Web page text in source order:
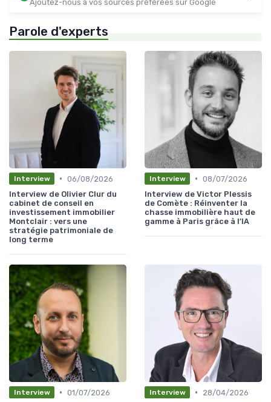
Ajoutez-nous à vos sources préférées sur Google
Parole d'experts
Interview • 06/08/2026
Interview de Olivier Clur du
cabinet de conseil en
investissement immobilier
Montclair : vers une
stratégie patrimoniale de
long terme
Interview • 08/07/2026
Interview de Victor Plessis
de Comète : Réinventer la
chasse immobilière haut de
gamme à Paris grâce à l’IA
Interview • 01/07/2026
Interview •
28/04/2026